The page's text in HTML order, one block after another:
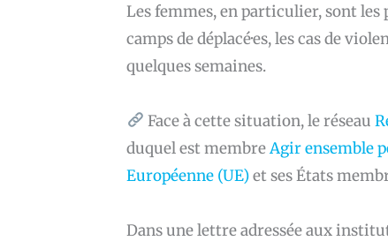
Les femmes, en particulier, sont les
camps de déplacé·es, les cas de
quelques semaines.
Face à cette situation, le réseau
duquel est membreAgir ensemble
Européenne (UE)et ses États
Dans une lettre adressée aux